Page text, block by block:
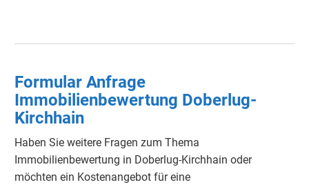
Formular Anfrage
Immobilienbewertung Doberlug-
Kirchhain
Haben Sie weitere Fragen zum Thema
Immobilienbewertung in Doberlug-Kirchhain oder
möchten ein Kostenangebot für eine